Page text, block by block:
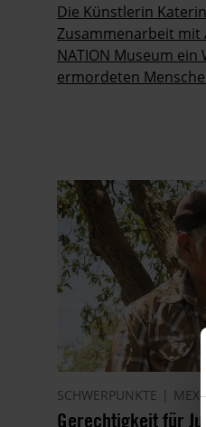
Die Künstlerin
Zusammenarbeit mit
NATION Museum
ermordeten
SCHWERPUNKTE
Gerechtigkeit für